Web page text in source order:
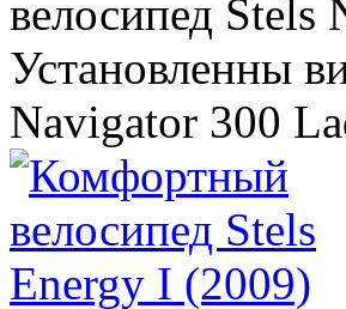
велосипед
Установленны
Navigator 300